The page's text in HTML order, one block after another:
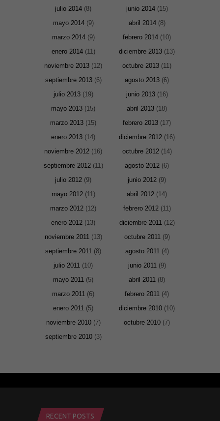
julio 2014 (8) junio 2014(15)
mayo 2014(9) abril 2014(8)
marzo 2014(9) febrero 2014 (10)
enero 2014(11) diciembre 2013 (13)
noviembre 2013 (12) octubre 2013 (11)
septiembre 2013(6) agosto 2013 (6)
julio 2013(19) junio 2013(16)
mayo 2013 (15) abril 2013 (18)
marzo 2013 (15) febrero 2013 (17)
enero 2013 (14) diciembre 2012 (16)
noviembre 2012 (16) octubre 2012(14)
septiembre 2012(11) agosto 2012 (6)
julio 2012 (9) junio 2012 (9)
mayo 2012(11) abril 2012 (14)
marzo 2012 (12) febrero 2012(11)
enero 2012 (13) diciembre 2011(12)
noviembre 2011(13) octubre 2011(9)
septiembre 2011 (8) agosto 2011(4)
julio 2011 (10) junio 2011(9)
mayo 2011 (5) abril 2011 (8)
marzo 2011 (6) febrero 2011 (4)
enero 2011 (5) diciembre 2010 (10)
noviembre 2010(7) octubre 2010 (7)
septiembre 2010(3)
RECENT POSTS
Marketing
Al compartir tus
intereses y
comportamiento
mientras visitas
nuestro sitio,
aumentas la
ver contenido y
personalizados.